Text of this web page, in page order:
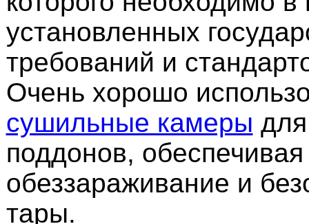
установленных
требований и
Очень хорошо
сушильные камеры
поддонов, обеспечивая
обеззараживание и
тары.